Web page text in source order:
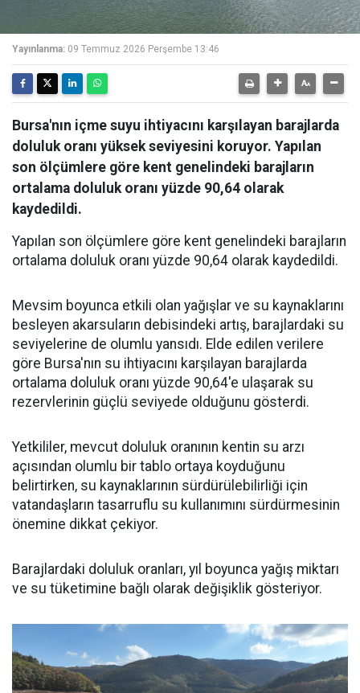
Yayınlanma: 09 Temmuz 2026 Perşembe 13:46
Bursa'nın içme suyu ihtiyacını karşılayan barajlarda
doluluk oranı yüksek seviyesini koruyor. Yapılan
son ölçümlere göre kent genelindeki barajların
ortalama doluluk oranı yüzde 90,64 olarak
kaydedildi.
Yapılan son ölçümlere göre kent genelindeki barajların
ortalama doluluk oranı yüzde 90,64 olarak kaydedildi.
Mevsim boyunca etkili olan yağışlar ve su kaynaklarını
besleyen akarsuların debisindeki artış, barajlardaki su
seviyelerine de olumlu yansıdı. Elde edilen verilere
göre Bursa'nın su ihtiyacını karşılayan barajlarda
ortalama doluluk oranı yüzde 90,64'e ulaşarak su
rezervlerinin güçlü seviyede olduğunu gösterdi.
Yetkililer, mevcut doluluk oranının kentin su arzı
açısından olumlu bir tablo ortaya koyduğunu
belirtirken, su kaynaklarının sürdürülebilirliği için
vatandaşların tasarruflu su kullanımını sürdürmesinin
önemine dikkat çekiyor.
Barajlardaki doluluk oranları, yıl boyunca yağış miktarı
ve su tüketimine bağlı olarak değişiklik gösteriyor.